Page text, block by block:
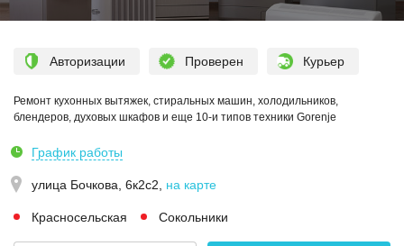
Авторизации Проверен Курьер
Ремонт кухонных вытяжек, стиральных машин, холодильников,
блендеров, духовых шкафов и еще 10-и типов техники Gorenje
График работы
улица Бочкова, 6к2с2 на карте
Красносельская Сокольники